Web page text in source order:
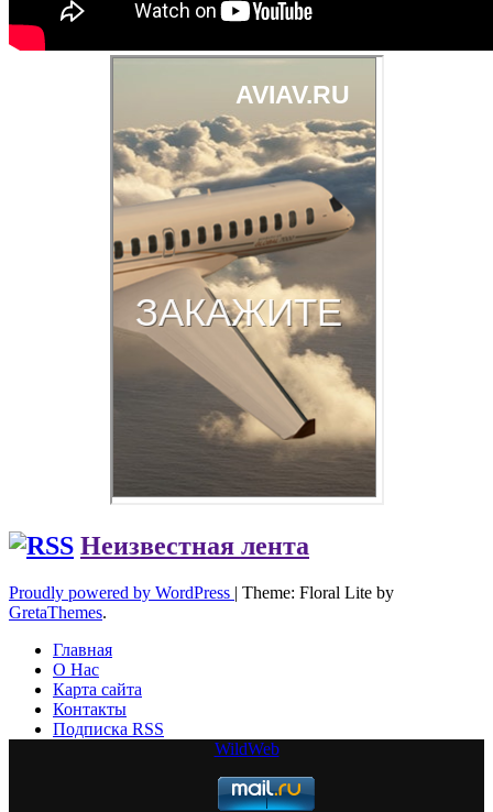
Неизвестная лента
Proudly powered by WordPress | Theme: Floral Lite by
GretaThemes.
Главная
О Нас
Карта сайта
Контакты
Подписка RSS
WildWeb